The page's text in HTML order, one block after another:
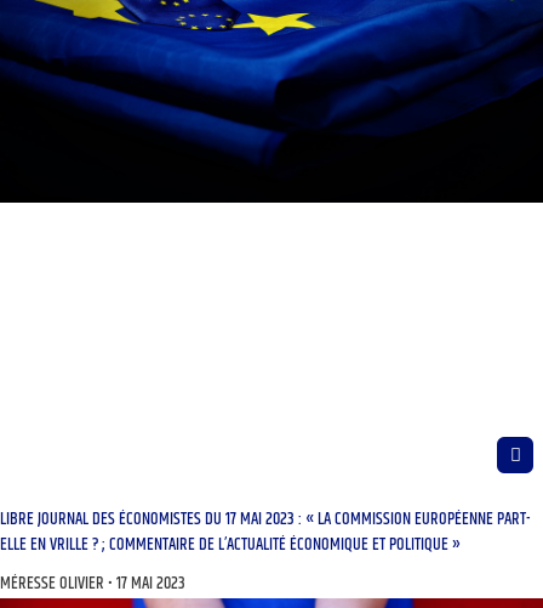
LIBRE JOURNAL DES ÉCONOMISTES DU 17 MAI 2023 : « LA COMMISSION EUROPÉENNE PART-
ELLE EN VRILLE ? ; COMMENTAIRE DE L’ACTUALITÉ ÉCONOMIQUE ET POLITIQUE »
MÉRESSE OLIVIER 17 MAI 2023